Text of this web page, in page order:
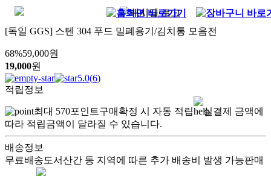
[독일 GGS] 스텐 304 푸드 밀폐용기/김치통 모음전
68%59,000원
19,000원
5.0(6)
적립정보
최대 570포인트구매확정 시 자동 적립
실결제 금액에
따라 적립금액이 달라질 수 있습니다.
배송정보
무료배송도서산간 등 지역에 따른 추가 배송비 발생 가능판매